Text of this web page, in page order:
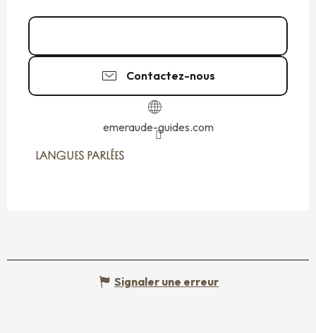
Contactez-nous
emeraude-guides.com
LANGUES PARLÉES
LANGUES PARLÉES
Signaler une erreur